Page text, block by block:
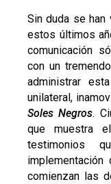
Sin duda se
estos últimos
comunicación
con un
administrar
unilateral,
Soles Negros.
que muestra
testimonios
comienzan las